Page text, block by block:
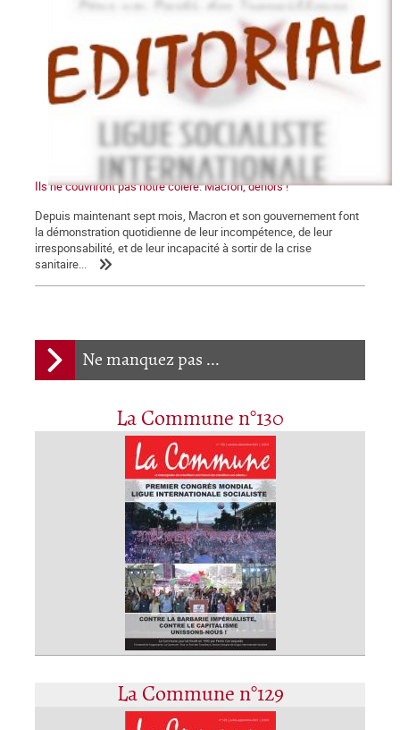
Ne manquez pas ...
La Commune n°130
La Commune n°129
Ils ne couvriront pas notre colère. Macron, dehors !
Depuis maintenant sept mois, Macron et son gouvernement font
la démonstration quotidienne de leur incompétence, de leur
irresponsabilité, et de leur incapacité à sortir de la crise
sanitaire...